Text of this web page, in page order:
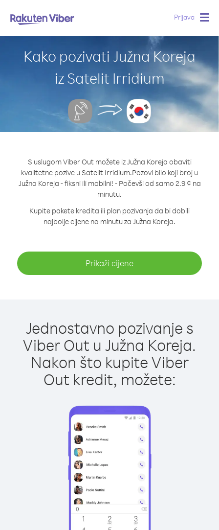
Prijava
Kako pozivati Južna Koreja
iz Satelit Irridium
S uslugom Viber Out možete iz Južna Koreja obaviti
kvalitetne pozive u Satelit Irridium.Pozovi bilo koji broj u
Južna Koreja - fiksni ili mobilni! - Počevši od samo 2.9 ¢ na
minutu.
Kupite pakete kredita ili plan pozivanja da bi dobili
najbolje cijene na minutu za Južna Koreja.
Prikaži cijene
Jednostavno pozivanje s
Viber Out u Južna Koreja.
Nakon što kupite Viber
Out kredit, možete: